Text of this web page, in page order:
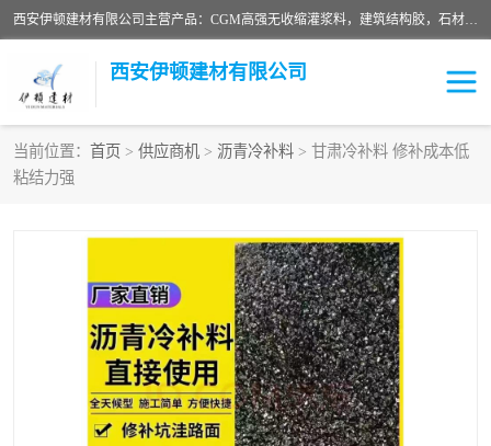
西安伊顿建材有限公司主营产品：CGM高强无收缩灌浆料，建筑结构胶，石材粘合剂，柔性防水材料，环氧修补砂浆等在各个行业得到了客户认可。
西安伊顿建材有限公司
当前位置： 首页 > 供应商机 > 沥青冷补料 > 甘肃冷补料 修补成本低
粘结力强
灌浆料
环氧砂浆 修补砂浆
自流平水泥 水泥路面修补材料
瓷砖粘合剂 沥青冷补料
高延性混凝土 速凝剂